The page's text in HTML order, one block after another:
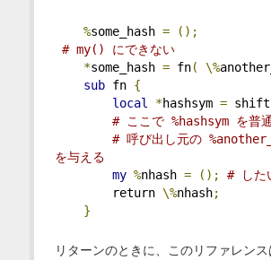
%some_hash =
();
# my() にできない
*some_hash = fn( \%
sub fn {
local
*hashsym = shift
# ここで %hashsym を普通
# 呼び出し元の
を与える
my %nhash = ();
# した
return \%nhash;
}
リターンのときに、このリファレンス